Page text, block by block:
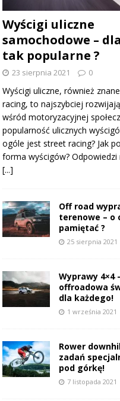
Wyścigi uliczne
samochodowe –
tak popularne ?
23 sierpnia 2021 0
Wyścigi uliczne, również
racing, to najszybciej
wśród motoryzacyjnej
popularność ulicznych
ogóle jest street racing? Jak
forma wyścigów? Odpowiedzi
[...]
Off road
terenowe – o
pamiętać ?
25 sierpnia 2021
Wyprawy 4×4
offroadowa
dla każdego!
1 września 2021
Rower
zadań
pod górkę!
7 listopada 2021